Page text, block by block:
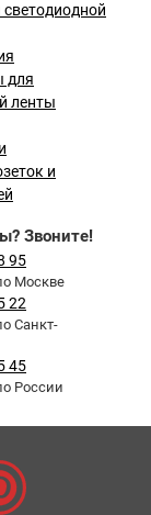
для
ленты
и
Звоните!
95
Москве
22
Санкт-
45
России